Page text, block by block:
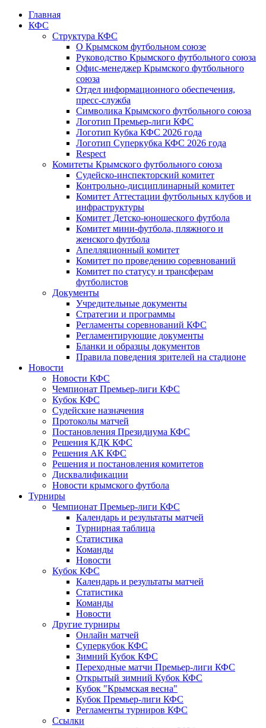
Главная
КФС
Структура КФС
О Крымском футбольном союзе
Руководство Крымского футбольного союза
Офис-менеджер Крымского футбольного
союза
Отдел информационного обеспечения,
пресс-служба
Символика Крымского футбольного союза
Логотип Премьер-лиги КФС
Логотип Кубка КФС 2026 года
Логотип Суперкубка КФС 2026 года
Respect
Комитеты Крымского футбольного союза
Судейско-инспекторский комитет
Контрольно-дисциплинарный комитет
Комитет Аттестации футбольных клубов и
инфраструктуры
Комитет Детско-юношеского футбола
Комитет мини-футбола, пляжного и
женского футбола
Апелляционный комитет
Комитет по проведению соревнований
Комитет по статусу и трансферам
футболистов
Документы
Учредительные документы
Стратегии и программы
Регламенты соревнований КФС
Регламентирующие документы
Бланки и образцы документов
Правила поведения зрителей на стадионе
Новости
Новости КФС
Чемпионат Премьер-лиги КФС
Кубок КФС
Судейские назначения
Протоколы матчей
Постановления Президиума КФС
Решения КДК КФС
Решения АК КФС
Решения и постановления комитетов
Дисквалификации
Новости крымского футбола
Турниры
Чемпионат Премьер-лиги КФС
Календарь и результаты матчей
Турнирная таблица
Статистика
Команды
Новости
Кубок КФС
Календарь и результаты матчей
Статистика
Команды
Новости
Другие турниры
Онлайн матчей
Суперкубок КФС
Зимний Кубок КФС
Переходные матчи Премьер-лиги КФС
Открытый зимний Кубок КФС
Кубок "Крымская весна"
Кубок Премьер-лиги КФС
Регламенты турниров КФС
Ссылки